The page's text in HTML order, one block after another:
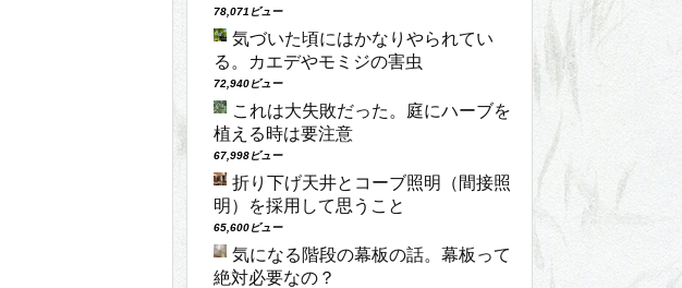
78,071ビュー
気づいた頃にはかなりやられてい
る。カエデやモミジの害虫
72,940ビュー
これは大失敗だった。庭にハーブを
植える時は要注意
67,998ビュー
折り下げ天井とコーブ照明（間接照
明）を採用して思うこと
65,600ビュー
気になる階段の幕板の話。幕板って
絶対必要なの？